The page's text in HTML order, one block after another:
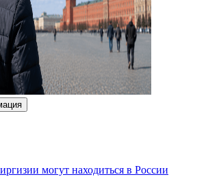
могут находиться в России